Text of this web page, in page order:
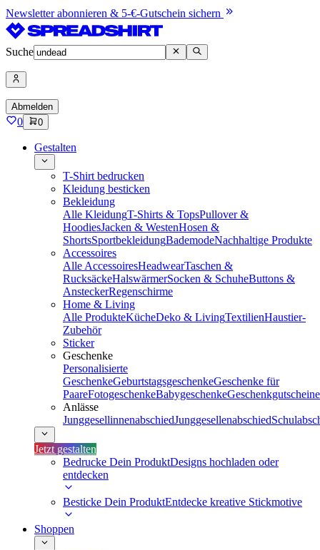
Newsletter abonnieren & 5-€-Gutschein sichern
Suche
Abmelden
0 0
Gestalten
T-Shirt bedrucken
Kleidung besticken
Bekleidung
Alle KleidungT-Shirts & TopsPullover &
HoodiesJacken & WestenHosen &
ShortsSportbekleidungBademodeNachhaltige Produkte
Accessoires
Alle AccessoiresHeadwearTaschen &
RucksäckeHalswärmerSocken & SchuheButtons &
AnsteckerRegenschirme
Home & Living
Alle ProdukteKücheDeko & LivingTextilienHaustier-
Zubehör
Sticker
Geschenke
Personalisierte
GeschenkeGeburtstagsgeschenkeGeschenke für
PaareFotogeschenkeBabygeschenkeGeschenkgutscheine
Anlässe
JunggesellinnenabschiedJunggesellenabschied
Jetzt gestalten
Bedrucke Dein ProduktDesigns hochladen oder
entdecken
Besticke Dein ProduktEntdecke kreative Stickmotive
Shoppen